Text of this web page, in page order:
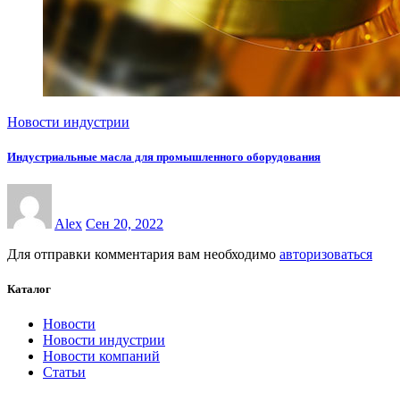
Новости индустрии
Индустриальные масла для промышленного оборудования
Alex Сен 20, 2022
Для отправки комментария вам необходимо авторизоваться
Каталог
Новости
Новости индустрии
Новости компаний
Статьи